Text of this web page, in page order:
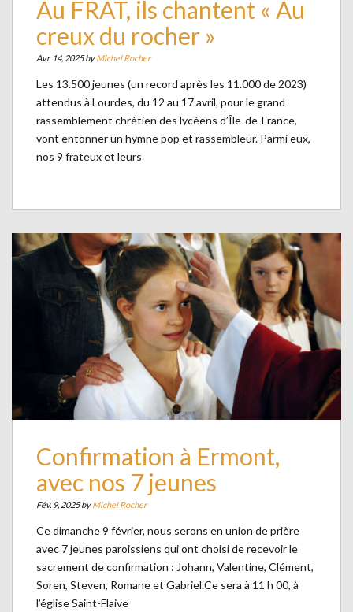
Au FRAT, ils chantent « Au
creux du rocher »
Avr. 14, 2025 byMichel Rocher
Les 13.500 jeunes (un record après les 11.000 de 2023)
attendus à Lourdes, du 12 au 17 avril, pour le grand
rassemblement chrétien des lycéens d’Île-de-France,
vont entonner un hymne pop et rassembleur. Parmi eux,
nos 9 frateux et leurs
Confirmation à Ermont,
avec nos 7 jeunes
Fév. 9, 2025 byMichel Rocher
Ce dimanche 9 février, nous serons en union de prière
avec 7 jeunes paroissiens qui ont choisi de recevoir le
sacrement de confirmation : Johann, Valentine, Clément,
Soren, Steven, Romane et Gabriel.Ce sera à 11 h 00, à
l’église Saint-Flaive